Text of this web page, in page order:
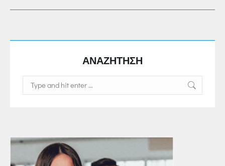
ΑΝΑΖΗΤΗΣΗ
Search: